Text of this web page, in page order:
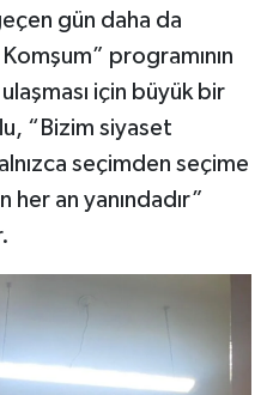
gün daha da
programının
için büyük bir
“Bizim siyaset
seçimden seçime
her an yanındadır”